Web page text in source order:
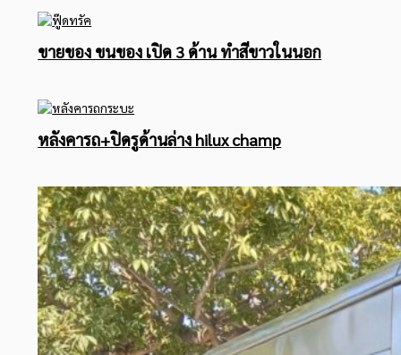
ขายของ ขนของ เปิด 3 ด้าน ทำสีขาวในนอก
หลังคารถ+ปิดรูด้านล่าง hilux champ